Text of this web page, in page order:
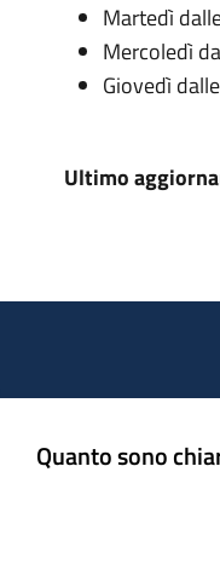
Martedì
Mercoledì
Giovedì
Ultimo
Quanto sono